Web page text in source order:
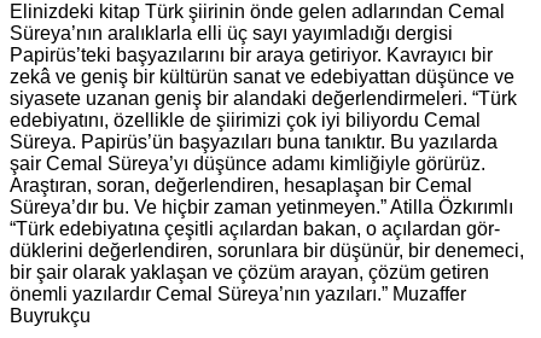
Elinizdeki kitap Türk şiirinin önde gelen adlarından Cemal
Süreya’nın aralıklarla elli üç sayı yayımladığı dergisi
Papirüs’teki başyazılarını bir araya getiriyor. Kavrayıcı bir
zekâ ve geniş bir kültürün sanat ve ede­biyattan düşünce ve
siyasete uzanan geniş bir alandaki değerlendirmeleri. “Türk
edebiyatını, özellikle de şiirimizi çok iyi biliyordu Cemal
Süreya. Papirüs’ün başyazıları buna tanıktır. Bu yazılarda
şair Cemal Süreya’yı düşünce adamı kimliğiyle görürüz.
Araştıran, soran, değerlendiren, hesaplaşan bir Cemal
Süreya’dır bu. Ve hiçbir zaman yetinmeyen.” Atilla Özkırımlı
“Türk edebiyatına çeşitli açılardan bakan, o açılardan gör­
düklerini değerlendiren, sorunlara bir düşünür, bir deneme­ci,
bir şair olarak yaklaşan ve çözüm arayan, çözüm getiren
önemli yazılardır Cemal Süreya’nın yazıları.” Muzaffer
Buyrukçu